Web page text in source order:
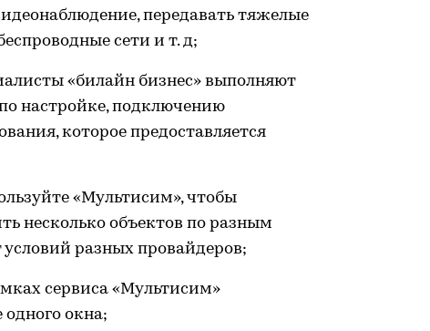
передавать тяжелые
сети и т. д;
«билайн бизнес» выполняют
настройке, подключению
которое предоставляется
«Мультисим», чтобы
несколько объектов по разным
условий разных провайдеров;
сервиса «Мультисим»
окна;